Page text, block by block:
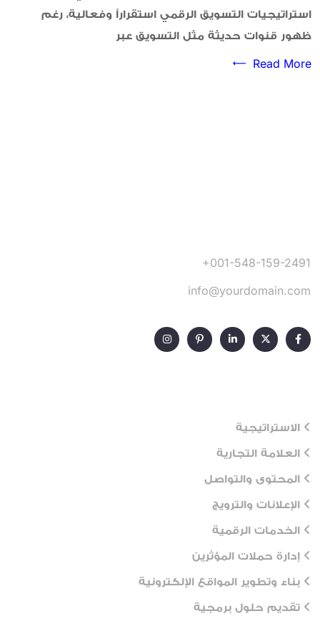
استراتيجيات التسويق الرقمي استقراراً وفعالية، رغم
ظهور قنوات حديثة مثل التسويق عبر
Read More
+001-548-159-2491
info@yourdomain.com
الاستراتيجية
العلامة التجارية
المحتوى والتواصل
الإعلانات والترويج
الخدمات الرقمية
إدارة حملات المؤثرين
بناء وتطوير المواقع الإلكترونية
تقديم حلول برمجية